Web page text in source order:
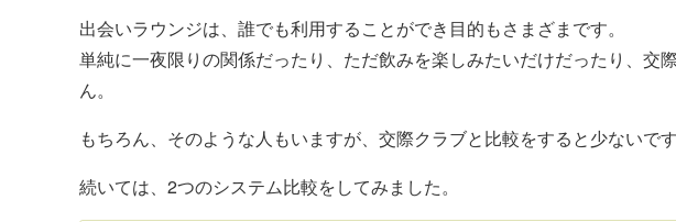
出会いラウンジは、誰でも利用することができ目的もさまざまです。
単純に一夜限りの関係だったり、ただ飲みを楽しみたいだけだったり、交
ん。
もちろん、そのような人もいますが、交際クラブと比較をすると少ないです
続いては、2つのシステム比較をしてみました。